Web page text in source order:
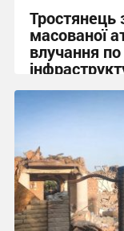
Тростянець
масованої
влучання по
16:56 вчора